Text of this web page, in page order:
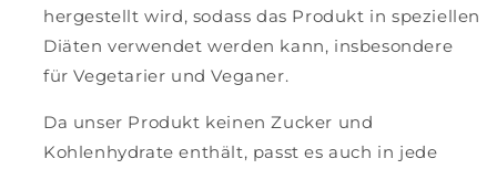
hergestellt wird, sodass das Produkt in speziellen
Diäten verwendet werden kann, insbesondere
für Vegetarier und Veganer.
Da unser Produkt keinen Zucker und
Kohlenhydrate enthält, passt es auch in jede